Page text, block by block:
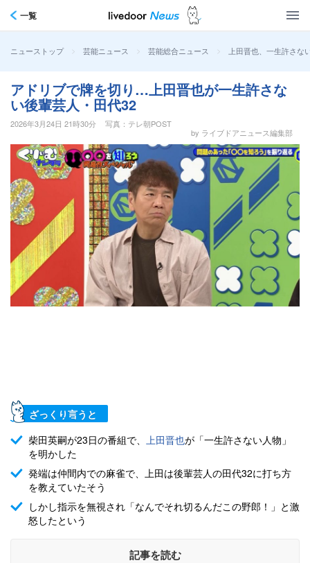
一覧
ニューストップ > 芸能ニュース > 芸能総合ニュース > 上田晋也、一生許さな
アドリブで牌を切り…上田晋也が一生許さな
い後輩芸人・田代32
2026年3月24日 21時30分
写真：テレ朝POST
by ライブドアニュース編集部
ざっくり言うと
柴田英嗣が23日の番組で、 上田晋也が「一生許さない人物」
を明かした
発端は仲間内での麻雀で、上田は後輩芸人の田代32に打ち方
を教えていたそう
しかし指示を無視され「なんでそれ切るんだこの野郎！」と激
怒したという
記事を読む